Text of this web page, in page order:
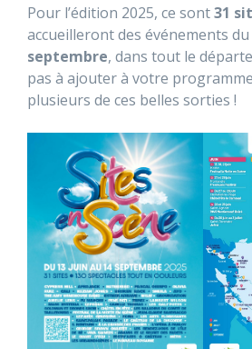
Pour l’édition 2025, ce sont31
accueilleront des événements du
septembre, dans tout le
pas à ajouter à votre
plusieurs de ces belles sorties !